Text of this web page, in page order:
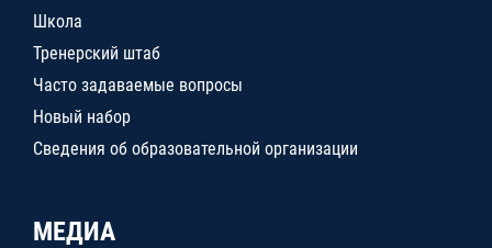
Школа
Тренерский штаб
Часто задаваемые вопросы
Новый набор
Сведения об образовательной организации
МЕДИА